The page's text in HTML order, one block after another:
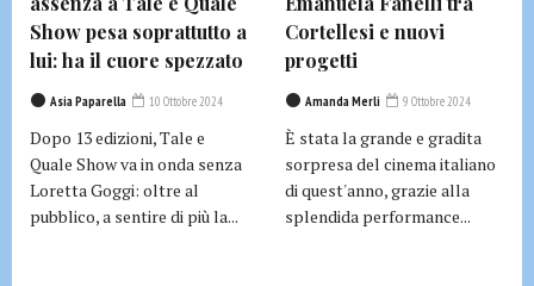
Show pesa soprattutto a
lui: ha il cuore spezzato
Asia Paparella 10 Ottobre 2024
Dopo 13 edizioni, Tale e
Quale Show va in onda senza
Loretta Goggi: oltre al
pubblico, a sentire di più la...
Cortellesi e nuovi
progetti
Amanda Merli 9 Ottobre 2024
È stata la grande e gradita
sorpresa del cinema italiano
di quest'anno, grazie alla
splendida performance...